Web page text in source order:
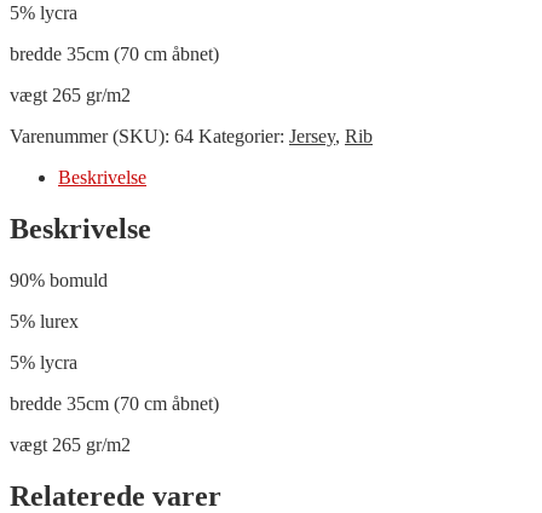
5% lycra
bredde 35cm (70 cm åbnet)
vægt 265 gr/m2
Varenummer (SKU): 64 Kategorier: Jersey, Rib
Beskrivelse
Beskrivelse
90% bomuld
5% lurex
5% lycra
bredde 35cm (70 cm åbnet)
vægt 265 gr/m2
Relaterede varer